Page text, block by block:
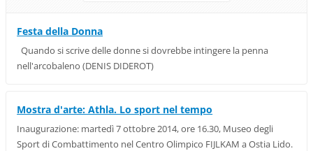
Festa della Donna
Quando si scrive delle donne si dovrebbe intingere la penna
nell'arcobaleno (DENIS DIDEROT)
Mostra d'arte: Athla. Lo sport nel tempo
Inaugurazione: martedì 7 ottobre 2014, ore 16.30, Museo degli
Sport di Combattimento nel Centro Olimpico FIJLKAM a Ostia Lido.